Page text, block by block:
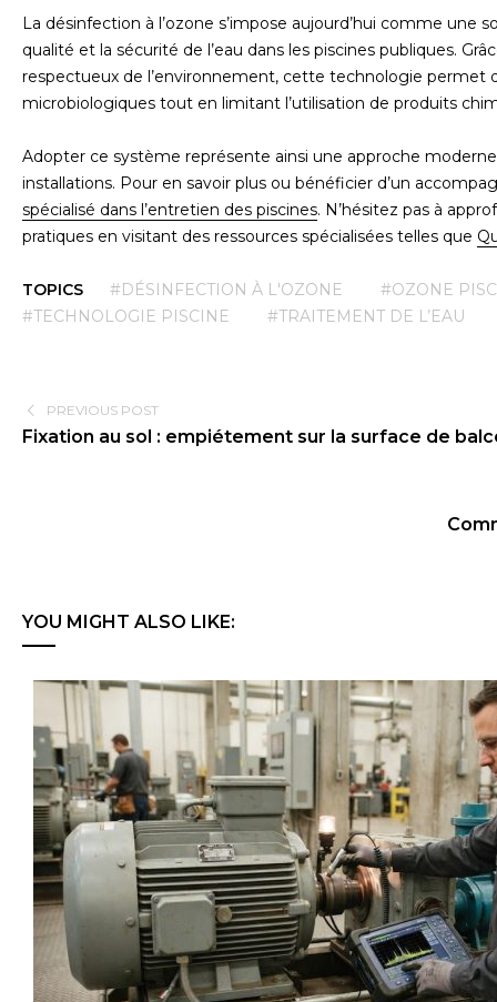
La désinfection à l’ozone s’impose aujourd’hui comme
qualité et la sécurité de l’eau dans les piscines publiques.
respectueux de l’environnement, cette technologie permet
microbiologiques tout en limitant l’utilisation de produits
Adopter ce système représente ainsi une approche
installations. Pour en savoir plus ou bénéficier d’un
spécialisé dans l’entretien des piscines. N’hésitez pas à
pratiques en visitant des ressources spécialisées telles que
TOPICS #DÉSINFECTION À L'OZONE
#OZONE
#TECHNOLOGIE PISCINE
#TRAITEMENT DE L’EAU
PREVIOUS POST
Fixation au sol : empiétement sur la surface de
YOU MIGHT ALSO LIKE: